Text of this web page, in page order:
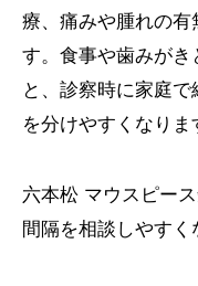
療、痛みや腫れの有
す。食事や歯みがき
と、診察時に家庭
を分けやすくなりま
六本松 マウスピー
間隔を相談しやすく